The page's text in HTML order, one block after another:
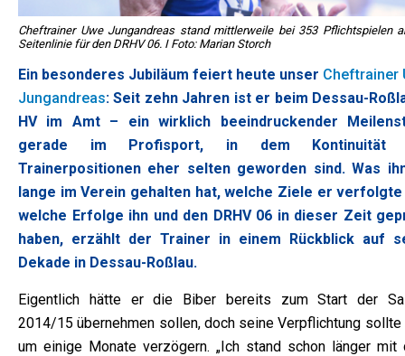
Cheftrainer Uwe Jungandreas stand mittlerweile bei 353 Pflichtspielen
Seitenlinie für den DRHV 06. I Foto: Marian Storch
Ein besonderes Jubiläum feiert heute unser Cheftrainer
Jungandreas: Seit zehn Jahren ist er beim Dessau-
HV im Amt – ein wirklich beeindruckender
gerade im Profisport, in dem Kontinuität
Trainerpositionen eher selten geworden sind. Was
lange im Verein gehalten hat, welche Ziele er verfolgte
welche Erfolge ihn und den DRHV 06 in dieser Zeit
haben, erzählt der Trainer in einem Rückblick auf
Dekade in Dessau-Roßlau.
Eigentlich hätte er die Biber bereits zum Start der
2014/15 übernehmen sollen, doch seine Verpflichtung sollte
um einige Monate verzögern. „Ich stand schon länger mit